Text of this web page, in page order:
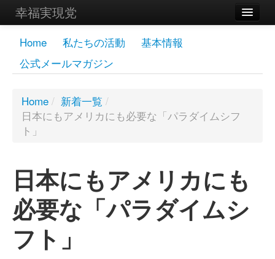
幸福実現党
メンバーズページ
党員
お問い合わせ
Home 私たちの活動
基本情報
公式メールマガジン
Home / 新着一覧 /
日本にもアメリカにも必要な「パラダイムシフ
ト」
日本にもアメリカにも
必要な「パラダイムシ
フト」